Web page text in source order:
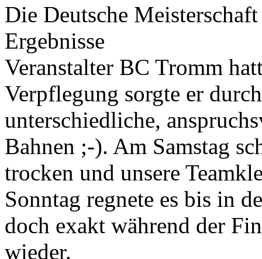
Die Deutsche
Ergebnisse
Veranstalter BC Tromm
Verpflegung sorgte er
unterschiedliche,
Bahnen ;-). Am Samstag
trocken und unsere
Sonntag regnete es bis in
doch exakt während der
wieder.